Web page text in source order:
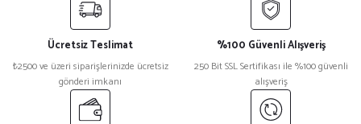
Görüş ve önerileriniz için teşekkür ederiz.
Ürün resmi kalitesiz, bozuk veya görüntülenemiyor.
Ürün açıklamasında eksik bilgiler bulunuyor.
Ürün bilgilerinde hatalar bulunuyor.
Ücretsiz Teslimat
₺2500 ve üzeri siparişlerinizde ücretsiz
gönderi imkanı
%100 Güvenli Alışveriş
250 Bit SSL Sertifikası ile %100 güvenli
alışveriş